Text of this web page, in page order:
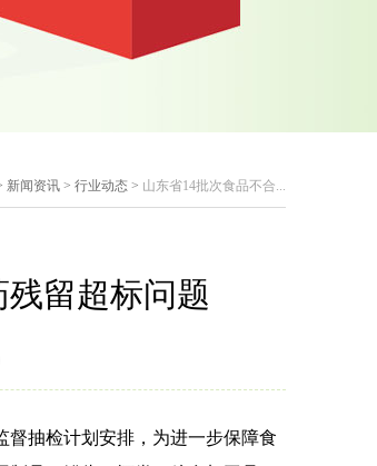
新闻资讯 > 行业动态 > 山东省14批次食品不合...
留超标问题
抽检计划安排，为进一步保障食